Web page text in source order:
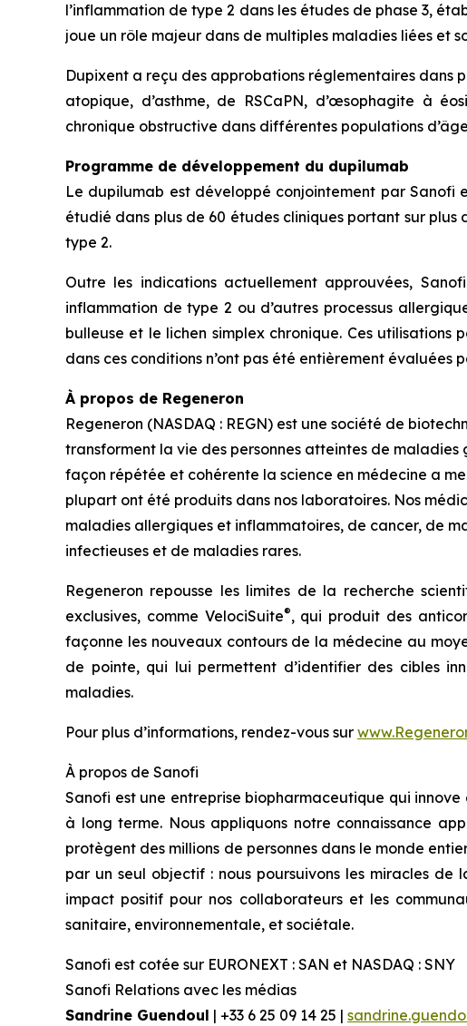
l’inflammation de type 2 dans les études de phase 3,
joue un rôle majeur dans de multiples maladies liées et
Dupixent a reçu des approbations réglementaires dans
atopique, d’asthme, de RSCaPN, d’œsophagite à
chronique obstructive dans différentes populations
Programme de développement du dupilumab
Le dupilumab est développé conjointement par
étudié dans plus de 60 études cliniques portant sur
type 2.
Outre les indications actuellement approuvées,
inflammation de type 2 ou d’autres processus
bulleuse et le lichen simplex chronique. Ces utilisations
dans ces conditions n’ont pas été entièrement évaluées
À propos de Regeneron
Regeneron (NASDAQ : REGN) est une société de
transforment la vie des personnes atteintes de
façon répétée et cohérente la science en médecine a
plupart ont été produits dans nos laboratoires. Nos
maladies allergiques et inflammatoires, de cancer, de
infectieuses et de maladies rares.
Regeneron repousse les limites de la recherche
exclusives, comme VelociSuite®, qui produit des
façonne les nouveaux contours de la médecine au
de pointe, qui lui permettent d’identifier des cibles
maladies.
Pour plus d’informations, rendez-vous sur
À propos de Sanofi
Sanofi est une entreprise biopharmaceutique qui
à long terme. Nous appliquons notre connaissance
protègent des millions de personnes dans le monde
par un seul objectif : nous poursuivons les miracles
impact positif pour nos collaborateurs et les
sanitaire, environnementale, et sociétale.
Sanofi est cotée sur EURONEXT : SAN et NASDAQ : SNY
Sanofi Relations avec les médias
Sandrine Guendoul | +33 6 25 09 14 25 |